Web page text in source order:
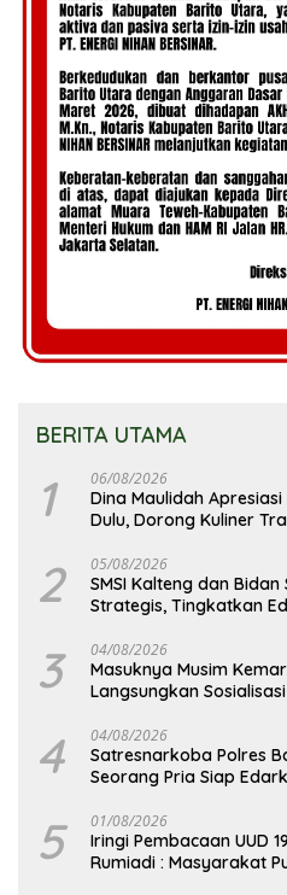
BERITA UTAMA
1 06/08/2026
Dina Maulidah
Dulu, Dorong Kuliner
2 05/08/2026
SMSI Kalteng dan
Strategis, Tingkatkan
3 04/08/2026
Masuknya Musim
Langsungkan
4 04/08/2026
Satresnarkoba Polres
Seorang Pria Siap
5 01/08/2026
Iringi Pembacaan UUD
Rumiadi : Masyarakat Punya